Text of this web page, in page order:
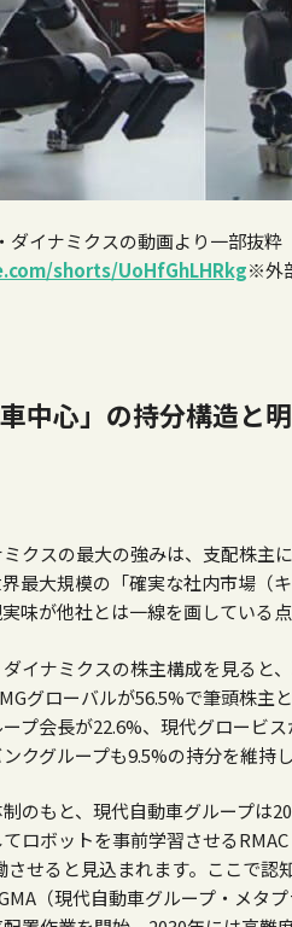
ダイナミクスの動画より一部抜粋
shorts/UoHfGhLHRkg※外
中心」の持分構造と
クスの最大の強みは、支配株主
最大規模の「確実な社内市場（
味が他社とは一線を画している点
イナミクスの株主構成を見ると
グローバルが56.5%で筆頭株主
プ会長が22.6%、現代グロービ
クグループも9.5%の持分を維持
のもと、現代自動車グループは
ロボットを事前学習させるRMAC
させると見込まれます。ここで認
（現代自動車グループ・メタ